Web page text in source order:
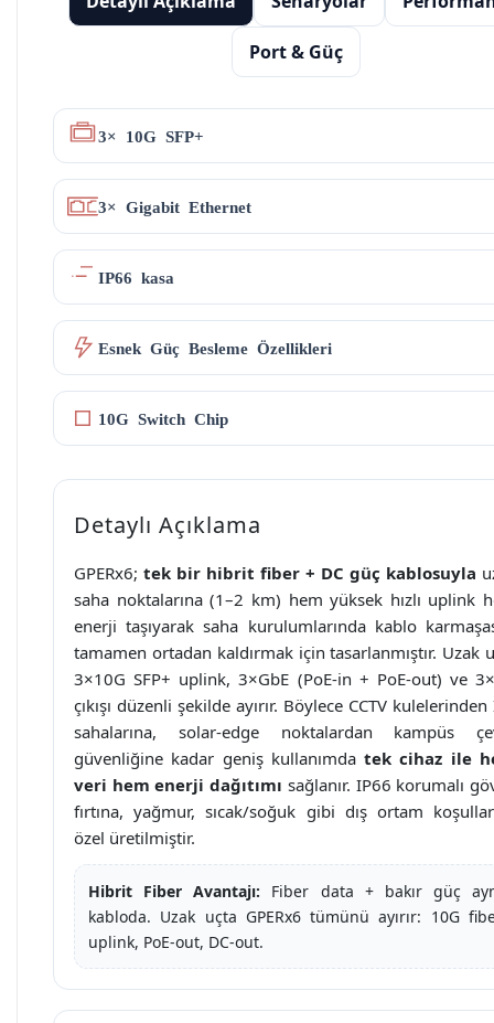
Port & Güç
3× 10G SFP+
3× Gigabit Ethernet
IP66 kasa
Esnek Güç Besleme Özellikleri
10G Switch Chip
Detaylı Açıklama
GPERx6; tek bir hibrit fiber + DC güç kablosuyla
saha noktalarına (1–2 km) hem yüksek hızlı uplink
enerji taşıyarak saha kurulumlarında kablo
tamamen ortadan kaldırmak için tasarlanmıştır. Uzak
3×10G SFP+ uplink, 3×GbE (PoE-in + PoE-out) ve
çıkışı düzenli şekilde ayırır. Böylece CCTV kulelerinden
sahalarına, solar-edge noktalardan kampüs
güvenliğine kadar geniş kullanımdatek cihaz ile
veri hem enerji dağıtımı sağlanır. IP66 korumalı
fırtına, yağmur, sıcak/soğuk gibi dış ortam
özel üretilmiştir.
Hibrit Fiber Avantajı: Fiber data + bakır güç
kabloda. Uzak uçta GPERx6 tümünü ayırır: 10G
uplink, PoE-out, DC-out.